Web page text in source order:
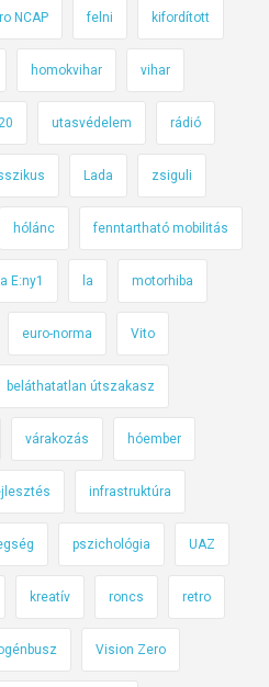
NCAP felni kifordított
homokvihar vihar
utasvédelem rádió
Lada zsiguli
hólánc fenntartható mobilitás
E:ny1 la motorhiba
euro-norma Vito
beláthatatlan útszakasz
várakozás hóember
infrastruktúra
pszichológia UAZ
kreatív roncs retro
Vision Zero